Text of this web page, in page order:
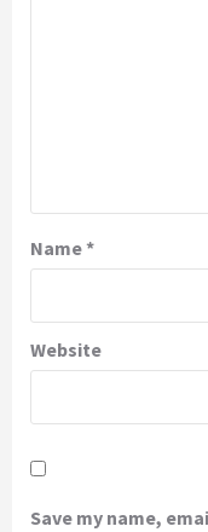
Name*
Website
Save my name,